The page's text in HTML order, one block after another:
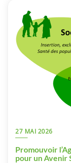
27 MAI 2026
Promouvoir
pour un Avenir